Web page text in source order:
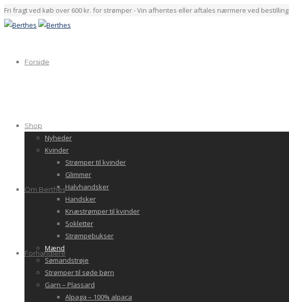
Fri fragt ved køb over 600 kr. for strømper - Vin afhentes eller aftales nærmere ved bestilling
Forside
Shop
Nyheder
Kvinder
Strømper til kvinder
Glimmer
Halvhandsker
Handsker
Knæstrømper til kvinder
Sokletter
Strømpebukser
Mænd
Sømandstrøje
Strømper til søde børn
Garn – Plassard
Alpaga – 100% alpaca
Om Berthes
Forhandlere